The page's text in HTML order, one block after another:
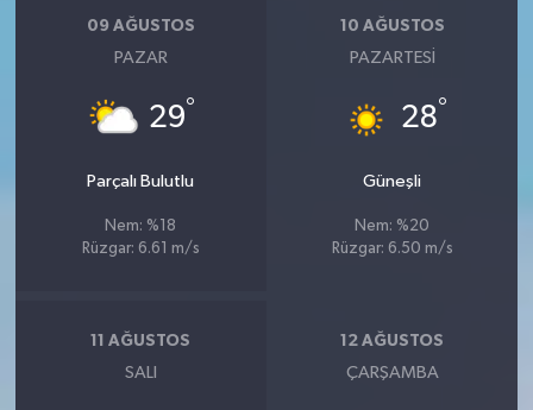
09 AĞUSTOS
PAZAR
29°
Parçalı Bulutlu
Nem: %18
Rüzgar: 6.61 m/s
10 AĞUSTOS
PAZARTESI
28°
Güneşli
Nem: %20
Rüzgar: 6.50 m/s
11 AĞUSTOS
SALI
12 AĞUSTOS
ÇARŞAMBA